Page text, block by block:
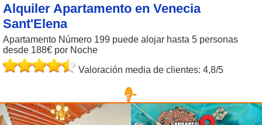
Alquiler Apartamento en Venecia
Sant'Elena
Apartamento Número 199 puede alojar hasta 5 personas
desde 188€ por Noche
Valoración media de clientes: 4,8/5